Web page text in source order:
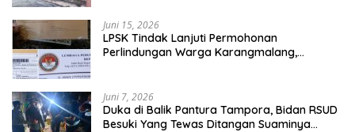
Juni 15, 2026
LPSK Tindak Lanjuti Permohonan
Perlindungan Warga Karangmalang,
Juni 7, 2026
Duka di Balik Pantura Tampora, Bidan RSUD
Besuki Yang Tewas Ditangan Suaminya